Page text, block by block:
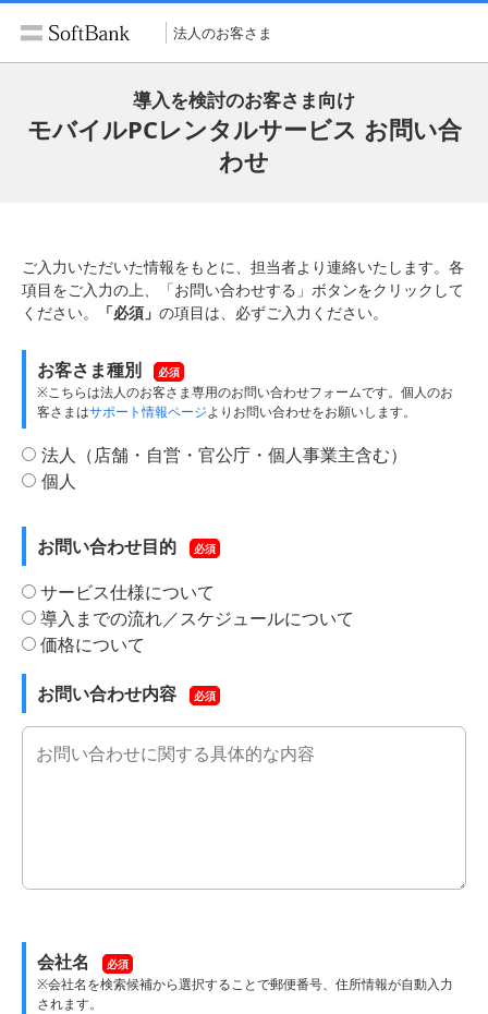
法人のお客さま
導入を検討のお客さま向け
モバイルPCレンタルサービス お問い合
わせ
ご入力いただいた情報をもとに、担当者より連絡いたします。各
項目をご入力の上、「お問い合わせする」ボタンをクリックして
ください。
「必須」 の項目は、必ずご入力ください。
お客さま種別 必須
※こちらは法人のお客さま専用のお問い合わせフォームです。個人のお
客さまはサポート情報ページよりお問い合わせをお願いします。
法人（店舗・自営・官公庁・個人事業主含む）
個人
お問い合わせ目的 必須
サービス仕様について
導入までの流れ／スケジュールについて
価格について
お問い合わせ内容 必須
会社名 必須
※会社名を検索候補から選択することで郵便番号、住所情報が自動入力
されます。